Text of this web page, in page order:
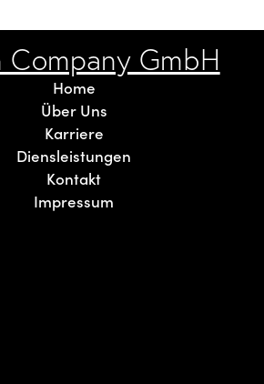
Home
Über Uns
Karriere
Diensleistungen
Kontakt
Impressum